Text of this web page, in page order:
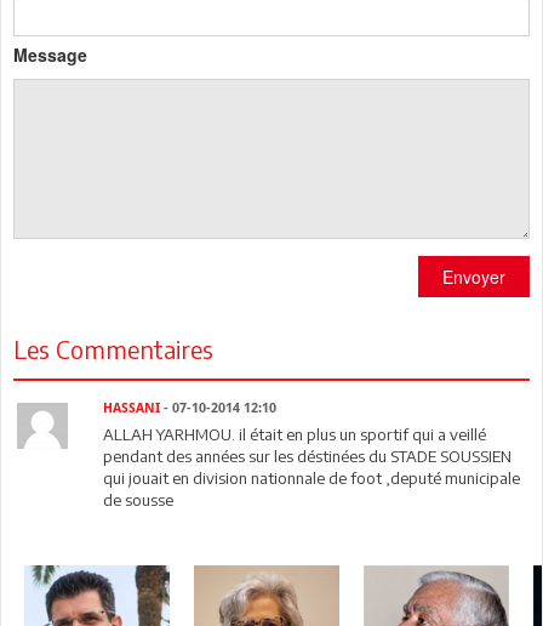
Message
Envoyer
Les Commentaires
HASSANI - 07-10-2014 12:10
ALLAH YARHMOU. il était en plus un sportif qui a veillé
pendant des années sur les déstinées du STADE SOUSSIEN
qui jouait en division nationnale de foot ,deputé municipale
de sousse